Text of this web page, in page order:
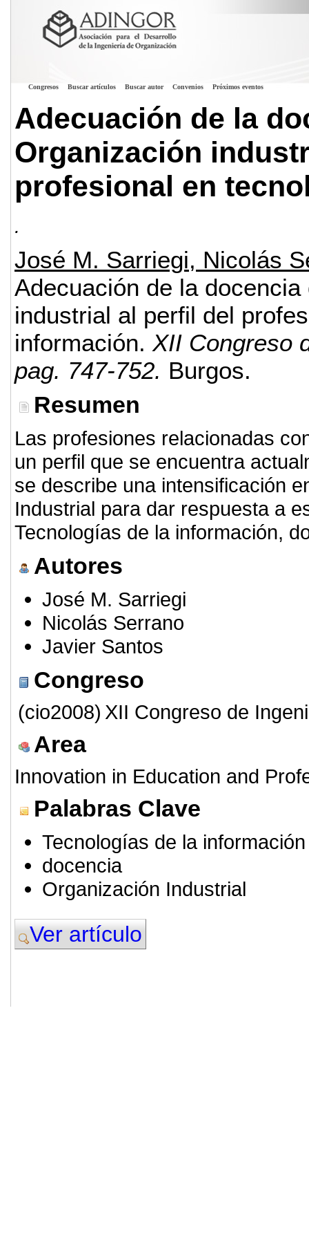
Congresos Buscar artículos Buscar autor Convenios Próximos eventos
Adecuación de la
Organización
profesional en
.
José M. Sarriegi, Nicolás
Adecuación de la
industrial al perfil del
información. XII Congreso
pag. 747-752. Burgos.
Resumen
Las profesiones relacionadas
un perfil que se encuentra
se describe una intensificación
Industrial para dar respuesta a
Tecnologías de la información,
Autores
José M. Sarriegi
Nicolás Serrano
Javier Santos
Congreso
(cio2008) XII Congreso de
Area
Innovation in Education and
Palabras Clave
Tecnologías de la información
docencia
Organización Industrial
Ver artículo